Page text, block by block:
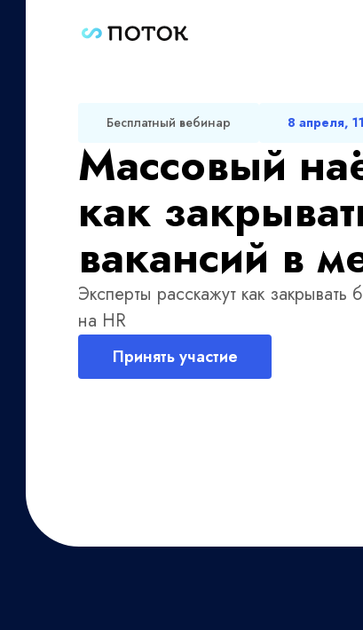
Бесплатный вебинар 8 апреля,
Массовый
как
вакансий в
Эксперты расскажут как
на HR
Принять участие